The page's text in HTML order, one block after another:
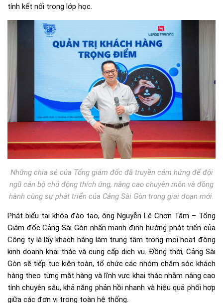
tính kết nối trong lớp học.
Những chia sẻ của Tổng giám đốc đã truyền cảm hứng để đội
ngũ cán bộ chủ động thích ứng, nâng cao chuyên môn và đồng
hành cùng sự phát triển của Cảng Sài Gòn trong giai đoạn mới.
Phát biểu tại khóa đào tạo, ông Nguyễn Lê Chơn Tâm – Tổng
Giám đốc Cảng Sài Gòn nhấn mạnh định hướng phát triển của
Công ty là lấy khách hàng làm trung tâm trong mọi hoạt động
kinh doanh khai thác và cung cấp dịch vụ. Đồng thời, Cảng Sài
Gòn sẽ tiếp tục kiện toàn, tổ chức các nhóm chăm sóc khách
hàng theo từng mặt hàng và lĩnh vực khai thác nhằm nâng cao
tính chuyên sâu, khả năng phản hồi nhanh và hiệu quả phối hợp
giữa các đơn vị trong toàn hệ thống.